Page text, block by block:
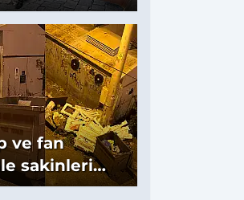
ve fan
sakinleri